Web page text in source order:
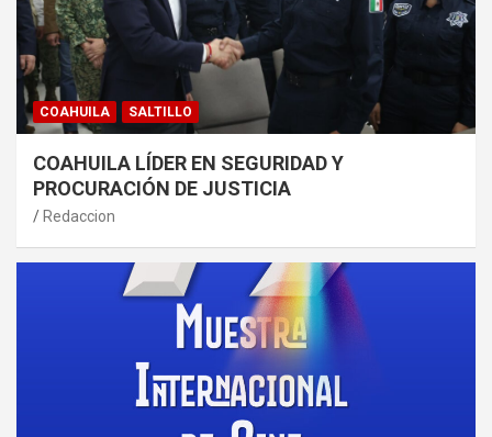
COAHUILA SALTILLO
COAHUILA LÍDER EN SEGURIDAD Y
PROCURACIÓN DE JUSTICIA
Redaccion